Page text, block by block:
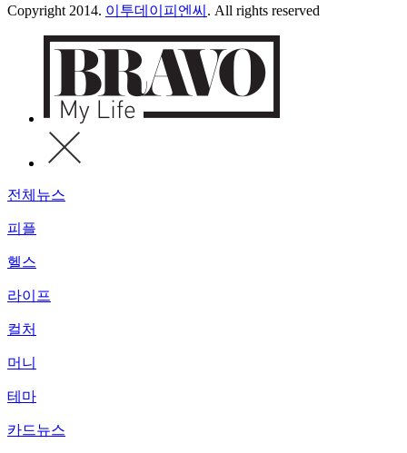
Copyright 2014. 이투데이피엔씨 . All rights reserved
전체뉴스
피플
헬스
라이프
컬처
머니
테마
카드뉴스